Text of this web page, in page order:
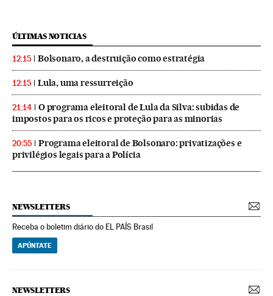
ÚLTIMAS NOTICIAS
12:15 Bolsonaro, a destruição como estratégia
12:15 Lula, uma ressurreição
21:14
O programa eleitoral de Lula da Silva: subidas de
impostos para os ricos e proteção para as minorias
20:55
Programa eleitoral de Bolsonaro: privatizações e
privilégios legais para a Polícia
NEWSLETTERS
Receba o boletim diário do EL PAÍS Brasil
APÚNTATE
NEWSLETTERS